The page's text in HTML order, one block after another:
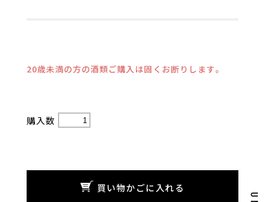
20歳未満の方の酒類ご購入は固くお断りします。
購入数
買い物かごに入れる